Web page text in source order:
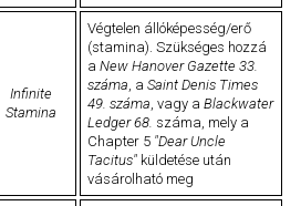
Infinite
Stamina
Végtelen állóképesség/erő
(stamina). Szükséges hozzá
a New Hanover Gazette 33.
száma , a Saint Denis Times
49. száma , vagy a Blackwater
Ledger 68. száma, mely a
Chapter 5 "Dear Uncle
Tacitus" küldetése után
vásárolható meg